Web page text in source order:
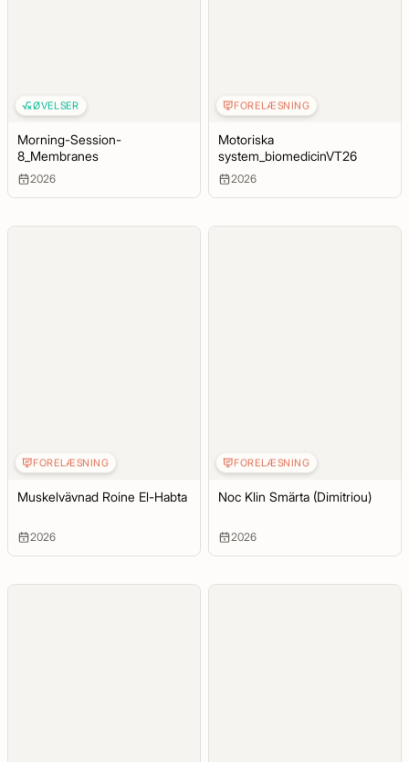
ØVELSER
Morning-Session-
8_Membranes
2026
FORELÆSNING
Motoriska
system_biomedicinVT26
2026
FORELÆSNING
Muskelvävnad Roine El-Habta
2026
FORELÆSNING
Noc Klin Smärta (Dimitriou)
2026